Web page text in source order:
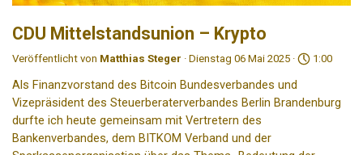
CDU Mittelstandsunion – Krypto
Veröffentlicht von Matthias Steger · Dienstag 06 Mai 2025 · 1:00
Als Finanzvorstand des Bitcoin Bundesverbandes und
Vizepräsident des Steuerberaterverbandes Berlin Brandenburg
durfte ich heute gemeinsam mit Vertretern des
Bankenverbandes, dem BITKOM Verband und der